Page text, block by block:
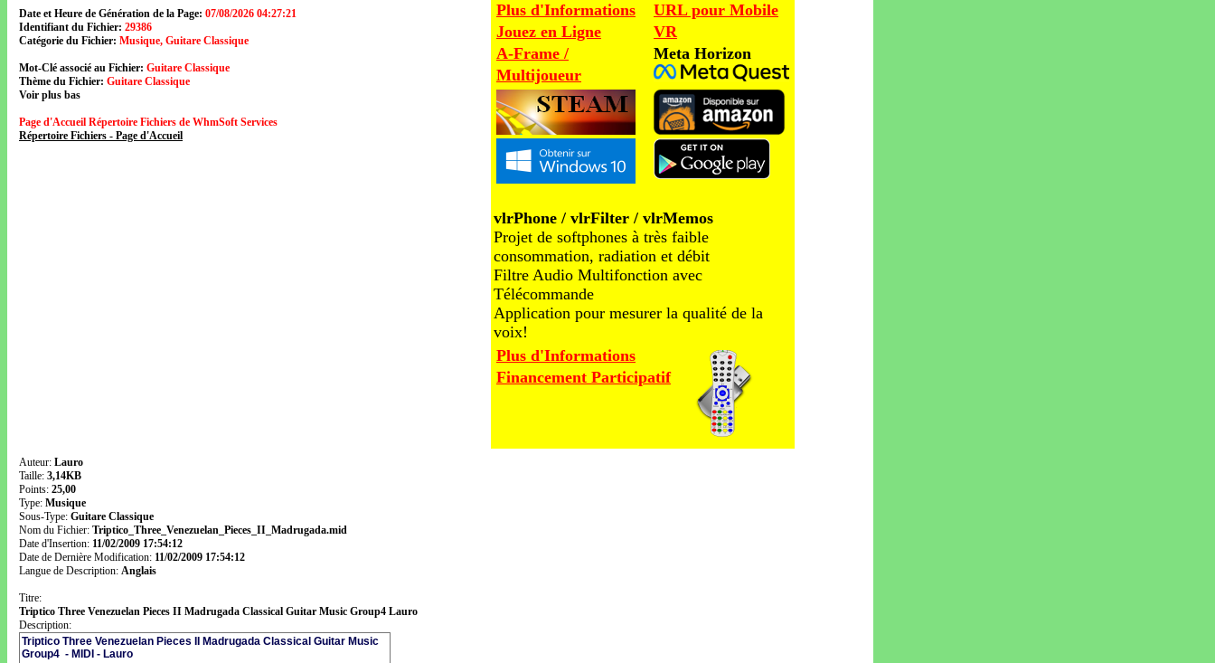
Date et Heure de Génération de la Page: 07/08/2026 04:27:21
Identifiant du Fichier: 29386
Catégorie du Fichier: Musique, Guitare Classique
Mot-Clé associé au Fichier: Guitare Classique
Thème du Fichier: Guitare Classique
Voir plus bas
Page d'Accueil Répertoire Fichiers de WhmSoft Services
Répertoire Fichiers - Page d'Accueil
Plus d'Informations
Jouez en Ligne
A-Frame /
Multijoueur
URL pour Mobile
VR
Meta Horizon
vlrPhone / vlrFilter / vlrMemos
Projet de softphones à très faible
consommation, radiation et débit
Filtre Audio Multifonction avec
Télécommande
Application pour mesurer la qualité de la
voix!
Plus d'Informations
Financement Participatif
Auteur: Lauro
Taille: 3,14KB
Points: 25,00
Type: Musique
Sous-Type: Guitare Classique
Nom du Fichier: Triptico_Three_Venezuelan_Pieces_II_Madrugada.mid
Date d'Insertion: 11/02/2009 17:54:12
Date de Dernière Modification: 11/02/2009 17:54:12
Langue de Description: Anglais
Titre:
Triptico Three Venezuelan Pieces II Madrugada Classical Guitar Music Group4 Lauro
Description: